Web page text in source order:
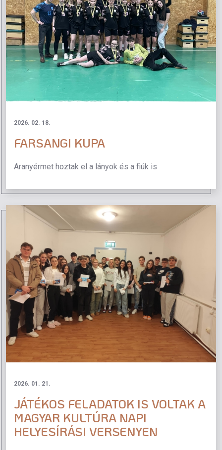
2026. 02. 18.
FARSANGI KUPA
Aranyérmet hoztak el a lányok és a fiúk is
2026. 01. 21.
JÁTÉKOS FELADATOK IS VOLTAK A
MAGYAR KULTÚRA NAPI
HELYESÍRÁSI VERSENYEN